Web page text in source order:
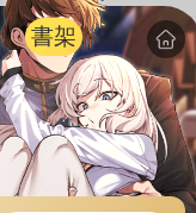
書架